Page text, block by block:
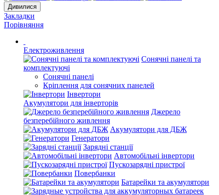
Дивилися
Закладки
Порівняння
Електроживлення
Сонячні панелі та
комплектуючі
Сонячні панелі
Кріплення для сонячних панелей
Інвертори
Акумулятори для інверторів
Джерело
безперебійного живлення
Акумулятори для ДБЖ
Генератори
Зарядні станції
Автомобільні інвертори
Пускозарядні пристрої
Повербанки
Батарейки та акумулятори